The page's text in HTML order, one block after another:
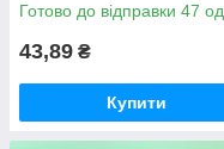
Готово до відправки 47 од.
43,89 ₴
Купити